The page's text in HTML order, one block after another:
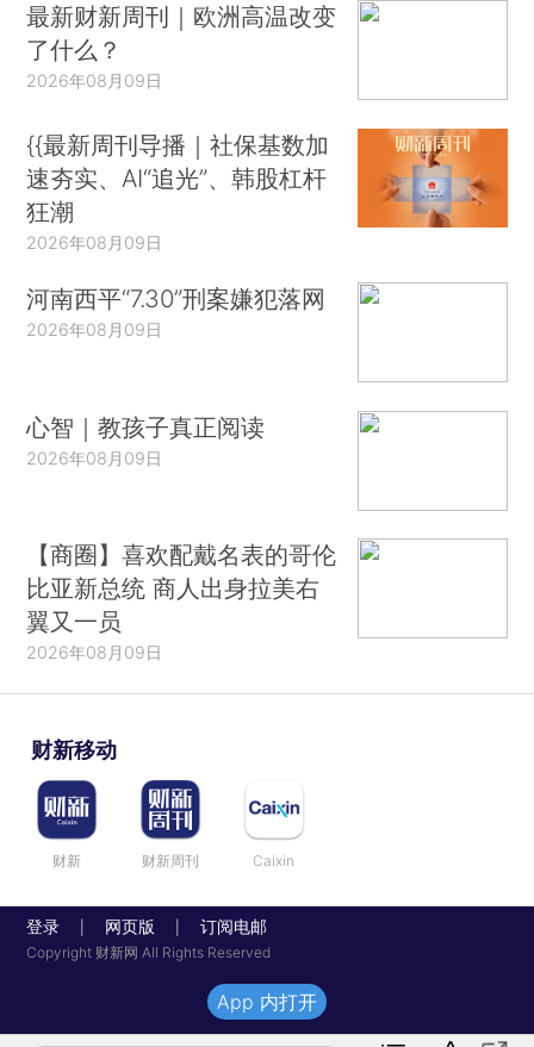
最新财新周刊｜欧洲高温改变
了什么？
2026年08月09日
{{最新周刊导播｜社保基数加
速夯实、AI“追光”、韩股杠杆
狂潮
2026年08月09日
河南西平“7.30”刑案嫌犯落网
2026年08月09日
心智｜教孩子真正阅读
2026年08月09日
【商圈】喜欢配戴名表的哥伦
比亚新总统 商人出身拉美右
翼又一员
2026年08月09日
财新移动
财新 财新周刊 Caixin
登录 网页版 订阅电邮
Copyright 财新网 All Rights Reserved
App 内打开